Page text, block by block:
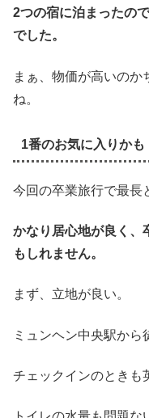
2つの宿に泊まったの
でした。
まぁ、物価が高いの
ね。
1番のお気に入りか
今回の卒業旅行で最長
かなり居心地が良く、
もしれません。
まず、立地が良い。
ミュンヘン中央駅から
チェックインのときも